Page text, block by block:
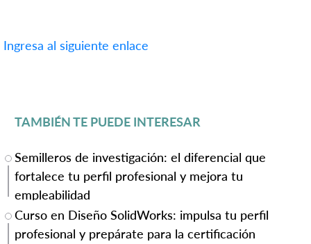
Ingresa al siguiente enlace
TAMBIÉN TE PUEDE INTERESAR
Semilleros de investigación: el diferencial que
fortalece tu perfil profesional y mejora tu
empleabilidad
Curso en Diseño SolidWorks: impulsa tu perfil
profesional y prepárate para la certificación